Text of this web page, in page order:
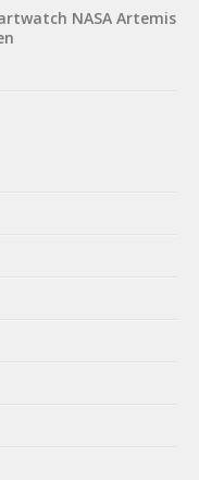
NASA Artemis